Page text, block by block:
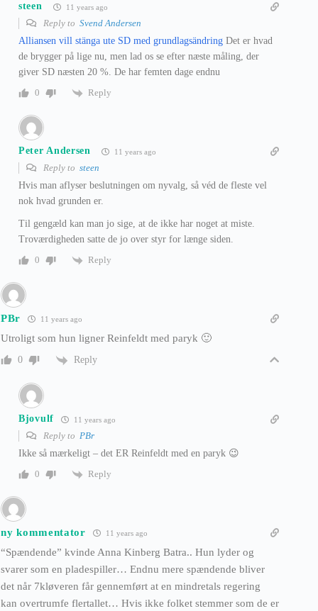
steen 11 years ago
Reply to Svend Andersen
Alliansen vill stänga ute SD med grundlagsändring Det er hvad
de brygger på lige nu, men lad os se efter næste måling, der
giver SD næsten 20 %. De har femten dage endnu
0
Reply
Peter Andersen 11 years ago
Reply to steen
Hvis man aflyser beslutningen om nyvalg, så véd de fleste vel
nok hvad grunden er.
Til gengæld kan man jo sige, at de ikke har noget at miste.
Troværdigheden satte de jo over styr for længe siden.
0
Reply
PBr 11 years ago
Utroligt som hun ligner Reinfeldt med paryk 🙂
0 Reply
Bjovulf 11 years ago
Reply to PBr
Ikke så mærkeligt – det ER Reinfeldt med en paryk 😉
0
Reply
ny kommentator 11 years ago
“Spændende” kvinde Anna Kinberg Batra.. Hun lyder og
svarer som en pladespiller… Endnu mere spændende bliver
det når 7kløveren får gennemført at en mindretals regering
kan overtrumfe flertallet… Hvis ikke folket stemmer som de er